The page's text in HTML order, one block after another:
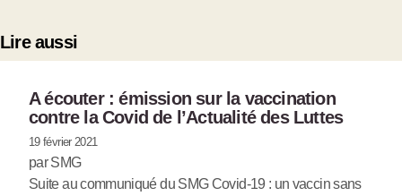
Lire aussi
A écouter : émission sur la vaccination
contre la Covid de l’Actualité des Luttes
19 février 2021
par SMG
Suite au communiqué du SMG Covid-19 : un vaccin sans